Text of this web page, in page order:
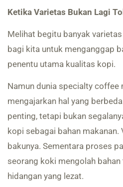
Ketika Varietas Bukan Lagi
Melihat begitu banyak
bagi kita untuk menganggap
penentu utama kualitas kopi.
Namun dunia specialty coffee
mengajarkan hal yang
penting, tetapi bukan
kopi sebagai bahan makanan.
bakunya. Sementara proses
seorang koki mengolah
hidangan yang lezat.